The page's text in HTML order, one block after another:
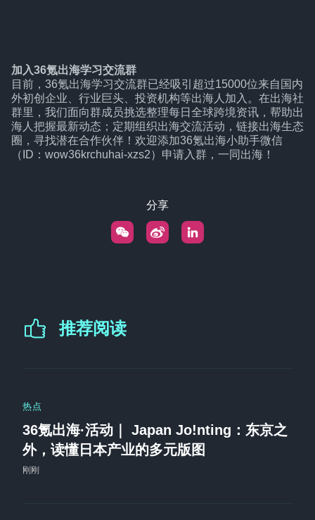
加入36氪出海学习交流群
目前，36氪出海学习交流群已经吸引超过15000位来自国内
外初创企业、行业巨头、投资机构等出海人加入。在出海社
群里，我们面向群成员挑选整理每日全球跨境资讯，帮助出
海人把握最新动态；定期组织出海交流活动，链接出海生态
圈，寻找潜在合作伙伴！欢迎添加36氪出海小助手微信
（ID：wow36krchuhai-xzs2）申请入群，一同出海！
分享
推荐阅读
热点
36氪出海·活动｜ Japan Jo!nting：东京之
外，读懂日本产业的多元版图
刚刚